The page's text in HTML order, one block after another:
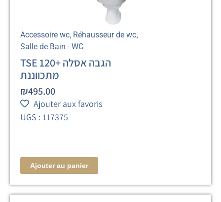
Accessoire wc, Réhausseur de wc,
Salle de Bain - WC
TSE 120+ הגבה אסלה
מתכווננת
₪495.00
Ajouter aux favoris
UGS : 117375
Ajouter au panier